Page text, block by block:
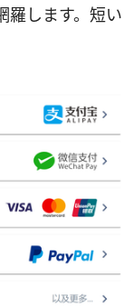
羅します。短い